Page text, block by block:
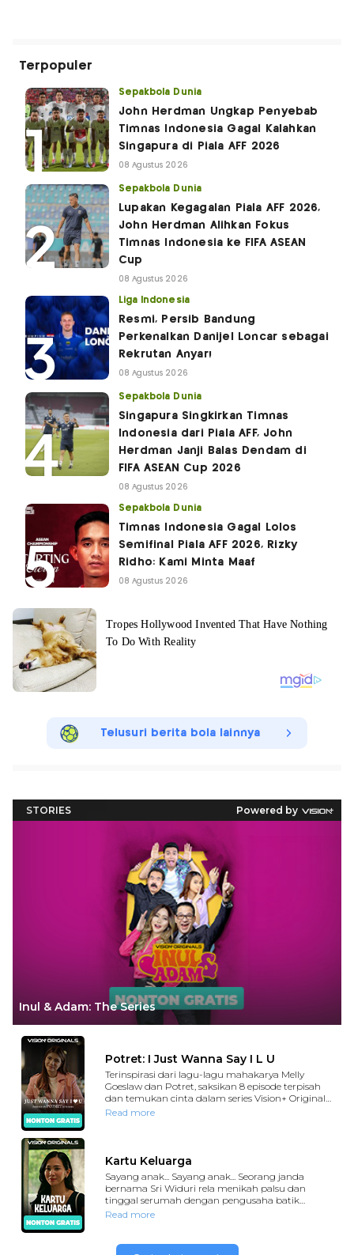
Terpopuler
Sepakbola Dunia
John Herdman Ungkap Penyebab
Timnas Indonesia Gagal Kalahkan
Singapura di Piala AFF 2026
08 Agustus 2026
Sepakbola Dunia
Lupakan Kegagalan Piala AFF 2026,
John Herdman Alihkan Fokus
Timnas Indonesia ke FIFA ASEAN
Cup
08 Agustus 2026
Liga Indonesia
Resmi, Persib Bandung
Perkenalkan Danijel Loncar sebagai
Rekrutan Anyar!
08 Agustus 2026
Sepakbola Dunia
Singapura Singkirkan Timnas
Indonesia dari Piala AFF, John
Herdman Janji Balas Dendam di
FIFA ASEAN Cup 2026
08 Agustus 2026
Sepakbola Dunia
Timnas Indonesia Gagal Lolos
Semifinal Piala AFF 2026, Rizky
Ridho: Kami Minta Maaf
08 Agustus 2026
Telusuri berita bola lainnya